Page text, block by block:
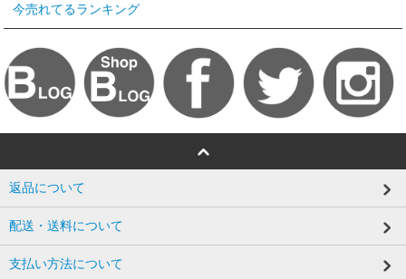
今売れてるランキング
返品について
配送・送料について
支払い方法について